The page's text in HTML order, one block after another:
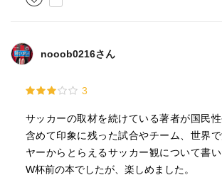
nooob0216さん
3
サッカーの取材を続けている著者が国民
含めて印象に残った試合やチーム、世界
ヤーからとらえるサッカー観について書
W杯前の本でしたが、楽しめました。